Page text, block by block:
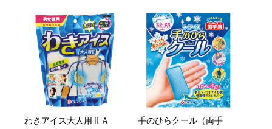
わきアイス大人用ⅡＡ
手のひらクール（両手